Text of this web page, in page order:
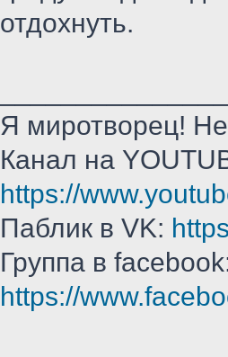
отдохнуть.
Я миротворец!
Канал на
https://
Паблик в VK:
Группа в
https://